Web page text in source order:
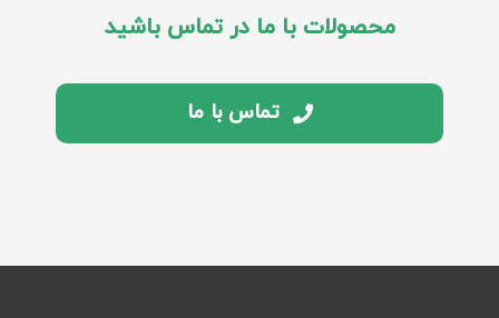
محصولات با ما در تماس باشید
تماس با ما